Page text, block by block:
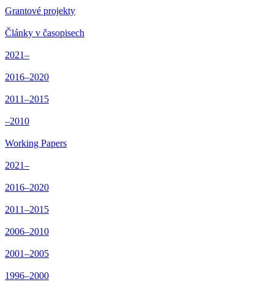
Grantové projekty
Články v časopisech
2021–
2016–2020
2011–2015
–2010
Working Papers
2021–
2016–2020
2011–2015
2006–2010
2001–2005
1996–2000